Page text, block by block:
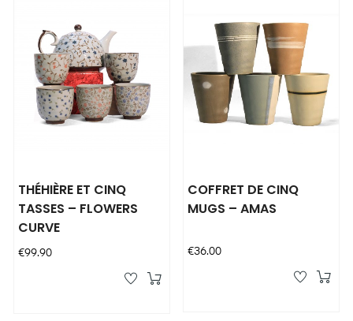
THÉHIÈRE ET CINQ
TASSES – FLOWERS
CURVE
Price
€99.90
COFFRET DE CINQ
MUGS – AMAS
Price
€36.00